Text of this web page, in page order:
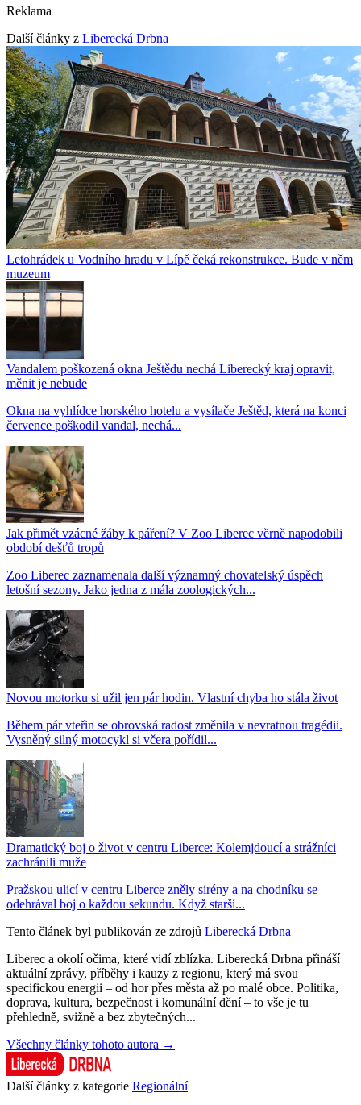
Reklama
Další články z Liberecká Drbna
Letohrádek u Vodního hradu v Lípě čeká rekonstrukce. Bude v něm
muzeum
Vandalem poškozená okna Ještědu nechá Liberecký kraj opravit,
měnit je nebude
Okna na vyhlídce horského hotelu a vysílače Ještěd, která na konci
července poškodil vandal, nechá...
Jak přimět vzácné žáby k páření? V Zoo Liberec věrně napodobili
období dešťů tropů
Zoo Liberec zaznamenala další významný chovatelský úspěch
letošní sezony. Jako jedna z mála zoologických...
Novou motorku si užil jen pár hodin. Vlastní chyba ho stála život
Během pár vteřin se obrovská radost změnila v nevratnou tragédii.
Vysněný silný motocykl si včera pořídil...
Dramatický boj o život v centru Liberce: Kolemjdoucí a strážníci
zachránili muže
Pražskou ulicí v centru Liberce zněly sirény a na chodníku se
odehrával boj o každou sekundu. Když starší...
Tento článek byl publikován ze zdrojů Liberecká Drbna
Liberec a okolí očima, které vidí zblízka. Liberecká Drbna přináší
aktuální zprávy, příběhy i kauzy z regionu, který má svou
specifickou energii – od hor přes města až po malé obce. Politika,
doprava, kultura, bezpečnost i komunální dění – to vše je tu
přehledně, svižně a bez zbytečných...
Všechny články tohoto autora →
Další články z kategorie Regionální